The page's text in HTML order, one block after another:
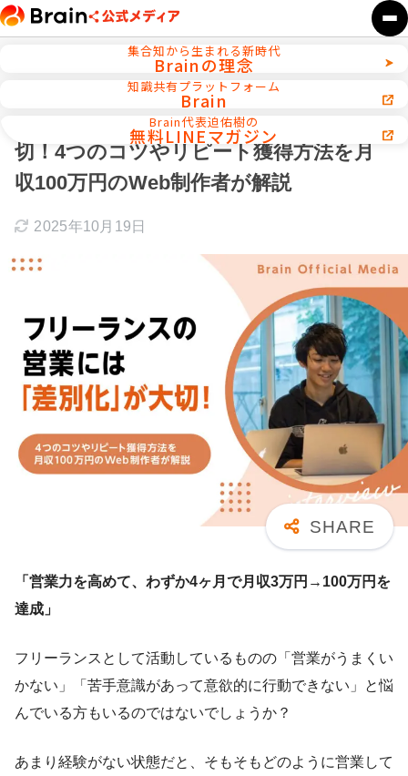
集合知から生まれる新時代
Brainの理念
知識共有プラットフォーム
Brain
Brain代表迫佑樹の
無料LINEマガジン
インタビュー
フリーランスの営業には「差別化」が大
切！4つのコツやリピート獲得方法を月
収100万円のWeb制作者が解説
2025年10月19日
「営業力を高めて、わずか4ヶ月で月収3万円→100万円を
達成」
フリーランスとして活動しているものの「営業がうまくい
かない」「苦手意識があって意欲的に行動できない」と悩
んでいる方もいるのではないでしょうか？
あまり経験がない状態だと、そもそもどのように営業して